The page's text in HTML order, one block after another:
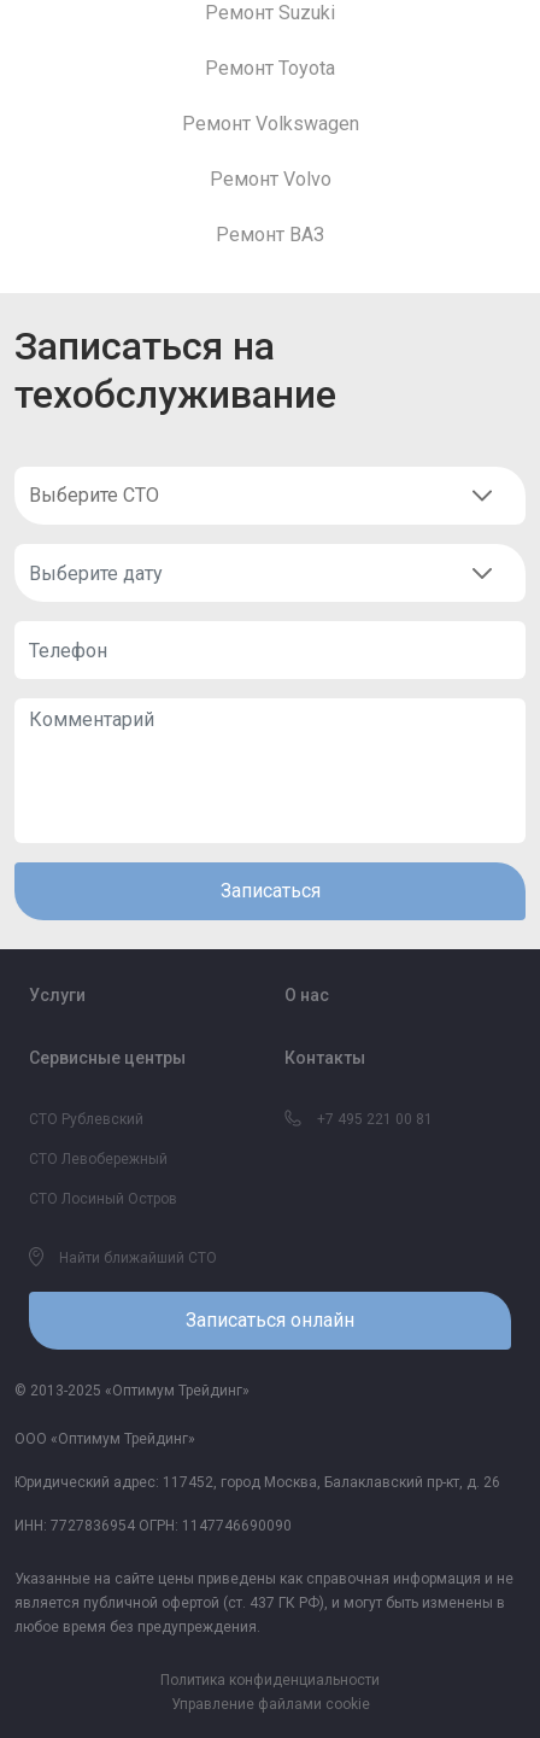
Ремонт Suzuki
Ремонт Toyota
Ремонт Volkswagen
Ремонт Volvo
Ремонт ВАЗ
Записаться на
техобслуживание
Записаться
Услуги О нас
Сервисные центры
СТО Рублевский
СТО Левобережный
СТО Лосиный Остров
Найти ближайший СТО
Контакты
+7 495 221 00 81
Записаться онлайн
© 2013-2025 «Оптимум Трейдинг»
ООО «Оптимум Трейдинг»
Юридический адрес: 117452, город Москва, Балаклавский пр-кт, д. 26
ИНН: 7727836954 ОГРН: 1147746690090
Указанные на сайте цены приведены как справочная информация и не
является публичной офертой (ст. 437 ГК РФ), и могут быть изменены в
любое время без предупреждения.
Политика конфиденциальности
Управление файлами cookie